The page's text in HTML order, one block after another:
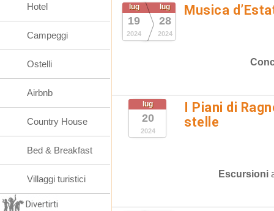
lug
19
2024
lug
28
2024
Musica
lug
20
2024
I Piani di
stelle
Escursioni
Hotel
Campeggi
Ostelli
Airbnb
Country House
Bed & Breakfast
Villaggi turistici
Divertirti